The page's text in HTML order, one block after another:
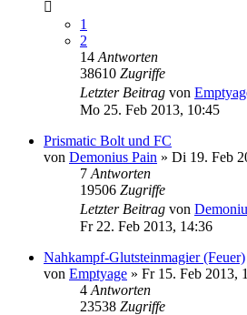
1
2
14 Antworten
38610 Zugriffe
Letzter Beitrag von
Mo 25. Feb 2013, 10:45
Prismatic Bolt und FC
von Demonius Pain » Di 19. Feb
7 Antworten
19506 Zugriffe
Letzter Beitrag von
Fr 22. Feb 2013, 14:36
Nahkampf-Glutsteinmagier (Feuer)
von Emptyage » Fr 15. Feb 2013,
4 Antworten
23538 Zugriffe